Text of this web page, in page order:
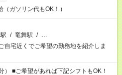
（ガソリン代もOK！）
/ 竜舞駅 / …
宅近くでご希望の勤務地を紹介しま
OK！